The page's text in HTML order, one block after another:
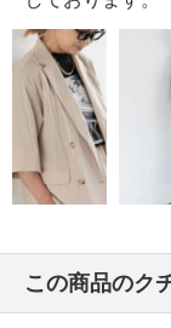
・ウエットクリ
【メンテナンス
・長時間照射に
・単品洗い
・水や汗などに
・摩擦による色
・過度な力をか
【原産国（地）
・中国製
この商品のク